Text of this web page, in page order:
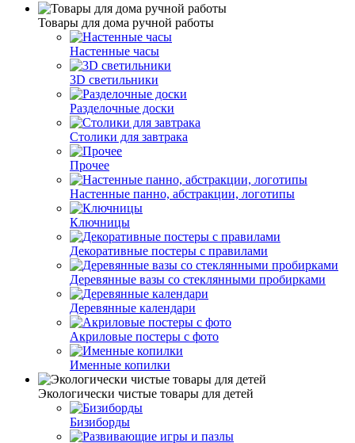
Товары для дома ручной работы
Настенные часы
3D светильники
Разделочные доски
Столики для завтрака
Прочее
Настенные панно, абстракции, логотипы
Ключницы
Декоративные постеры с правилами
Деревянные вазы со стеклянными пробирками
Деревянные календари
Акриловые постеры с фото
Именные копилки
Экологически чистые товары для детей
Бизиборды